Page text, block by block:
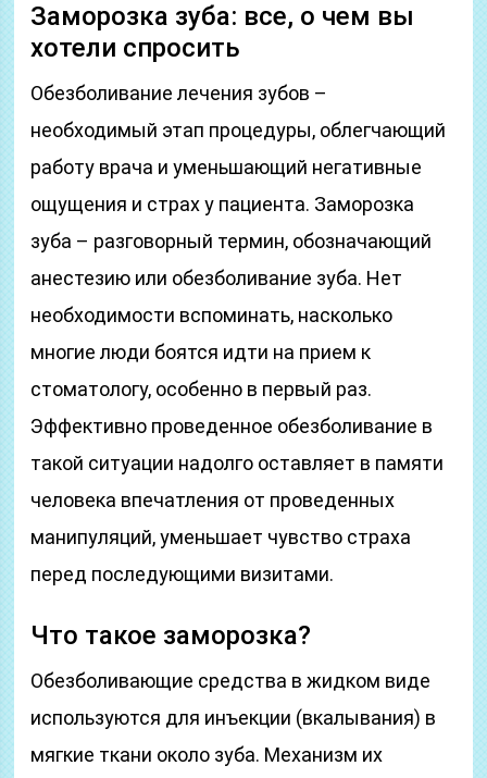
Заморозка зуба: все, о чем вы
хотели спросить
Обезболивание лечения зубов –
необходимый этап процедуры, облегчающий
работу врача и уменьшающий негативные
ощущения и страх у пациента. Заморозка
зуба – разговорный термин, обозначающий
анестезию или обезболивание зуба. Нет
необходимости вспоминать, насколько
многие люди боятся идти на прием к
стоматологу, особенно в первый раз.
Эффективно проведенное обезболивание в
такой ситуации надолго оставляет в памяти
человека впечатления от проведенных
манипуляций, уменьшает чувство страха
перед последующими визитами.
Что такое заморозка?
Обезболивающие средства в жидком виде
используются для инъекции (вкалывания) в
мягкие ткани около зуба. Механизм их